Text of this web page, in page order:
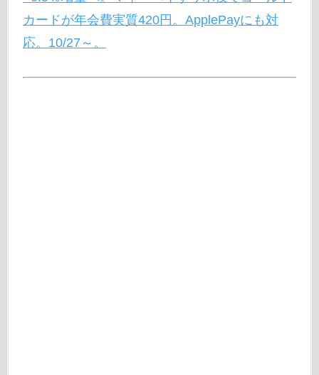
カードが年会費実質420円。ApplePayにも対
応。10/27～。